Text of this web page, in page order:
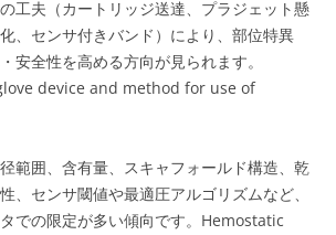
工夫（カートリッジ送達、プラジェット懸
、センサ付きバンド）により、部位特異
安全性を高める方向が見られます。
device and method for use of
範囲、含有量、スキャフォールド構造、乾
、センサ閾値や最適圧アルゴリズムなど、
での限定が多い傾向です。 Hemostatic